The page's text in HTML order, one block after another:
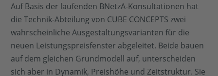
Auf Basis der laufenden BNetzA-Konsultationen hat
die Technik-Abteilung von CUBE CONCEPTS zwei
wahrscheinliche Ausgestaltungsvarianten für die
neuen Leistungspreisfenster abgeleitet. Beide bauen
auf dem gleichen Grundmodell auf, unterscheiden
sich aber in Dynamik, Preishöhe und Zeitstruktur. Sie